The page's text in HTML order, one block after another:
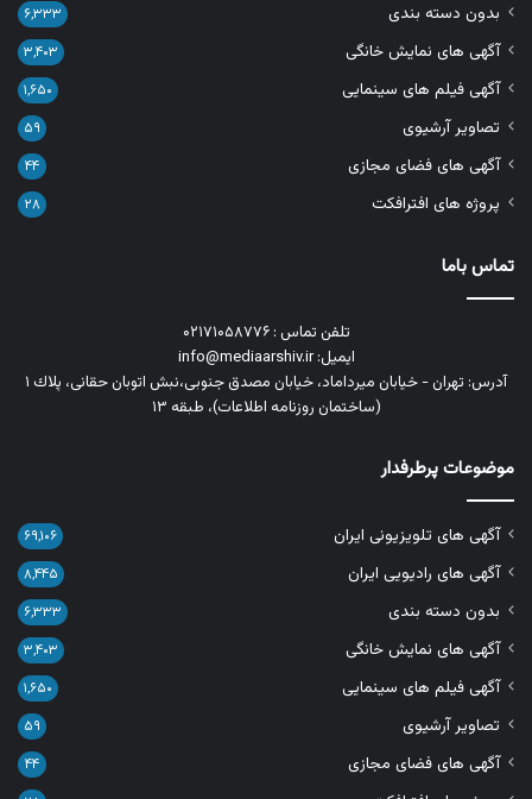
بدون دسته بندی ۶,۳۳۳
آگهی های نمایش خانگی ۳,۴۰۳
آگهی فیلم های سینمایی ۱,۶۵۰
تصاویر آرشیوی ۵۹
آگهی های فضای مجازی ۴۴
پروژه های افترافکت ۲۸
تماس باما
تلفن تماس : ۰۲۱۷۱۰۵۸۷۷۶
ایمیل: info@mediaarshiv.ir
آدرس: تهران - خیابان میرداماد، خیابان مصدق جنوبی،نبش اتوبان حقانی، پلاك ١
(ساختمان روزنامه اطلاعات)، طبقه ۱۳
موضوعات پرطرفدار
آگهی های تلویزیونی ایران ۶۹,۱۰۶
آگهی های رادیویی ایران ۸,۴۴۵
بدون دسته بندی ۶,۳۳۳
آگهی های نمایش خانگی ۳,۴۰۳
آگهی فیلم های سینمایی ۱,۶۵۰
تصاویر آرشیوی ۵۹
آگهی های فضای مجازی ۴۴